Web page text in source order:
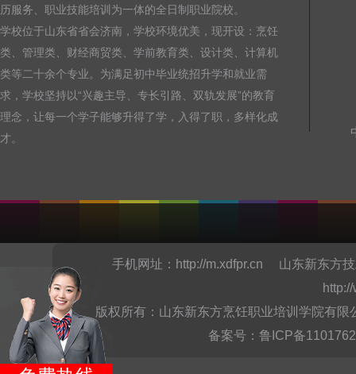
历服务、职业技能培训为一体的全日制职业院校。
学校位于山东省省会济南，学校环境优美，现开设：烹饪
类、管理类、财经商贸类、学前教育类、设计类、计算机
类等二十余个专业。为满足初中毕业统招升学和就业需
求，学校坚持以“兴趣主导、专长引路、双轨发展”的教育
理念，让每一个学子能够升得了学，入得了职，多样化成
才。
手机网址： http://m.xdfpr.cn 山东新东方技
版权所有：山东新东方烹饪职业培训学院有
备案号： 鲁ICP备